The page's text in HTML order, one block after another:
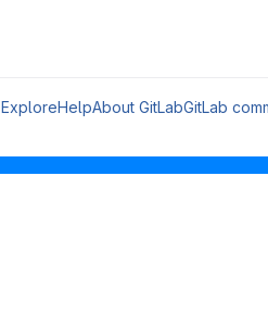
ExploreHelpAbout GitLabGitLab